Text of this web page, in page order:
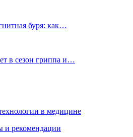
буря: как…
в сезон гриппа и…
в медицине
и рекомендации